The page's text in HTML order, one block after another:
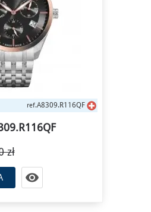
ref.A8309.R116QF
zł
